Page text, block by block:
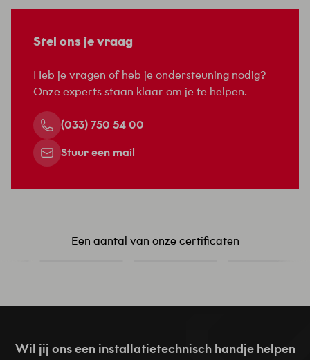
Stel ons je vraag
Heb je vragen of heb je ondersteuning nodig?
Onze experts staan klaar om je te helpen.
(033) 750 54 00
Stuur een mail
Een aantal van onze certificaten
Wil jij ons een installatietechnisch handje helpen